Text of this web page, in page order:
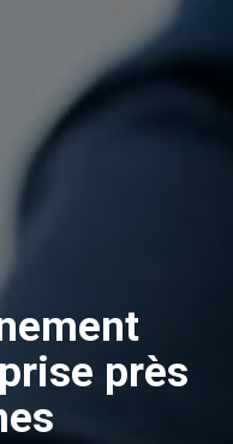
près